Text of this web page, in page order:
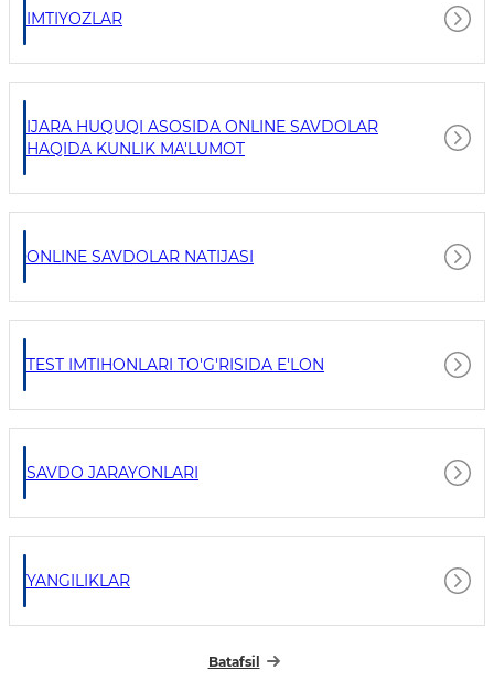
IMTIYOZLAR
IJARA HUQUQI ASOSIDA ONLINE SAVDOLAR
HAQIDA KUNLIK MA'LUMOT
ONLINE SAVDOLAR NATIJASI
TEST IMTIHONLARI TO'G'RISIDA E'LON
SAVDO JARAYONLARI
YANGILIKLAR
Batafsil